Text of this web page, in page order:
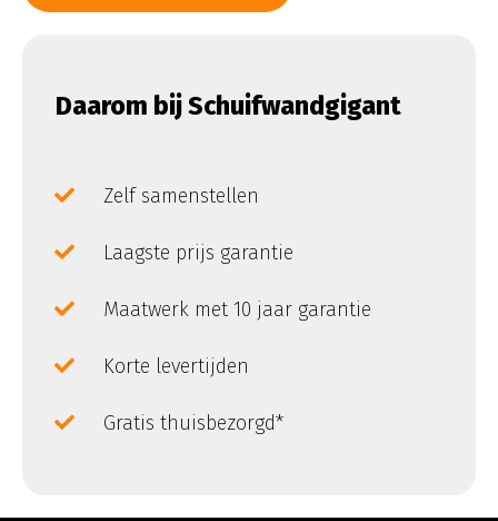
Daarom bij Schuifwandgigant
Zelf samenstellen
Laagste prijs garantie
Maatwerk met 10 jaar garantie
Korte levertijden
Gratis thuisbezorgd*